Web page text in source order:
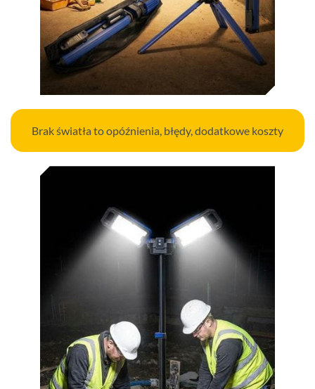
Brak światła to opóźnienia, błędy, dodatkowe koszty